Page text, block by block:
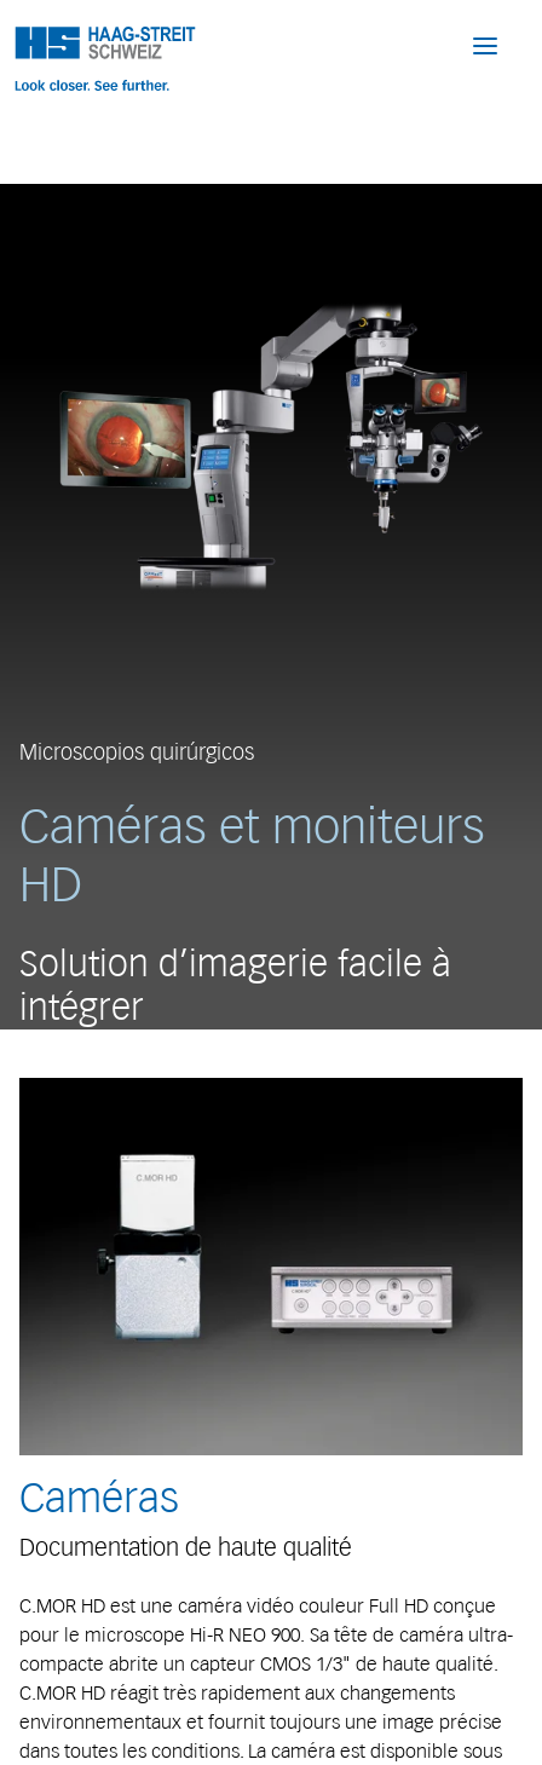
Microscopios quirúrgicos
Caméras et moniteurs
HD
Solution d’imagerie facile à
intégrer
Caméras
Documentation de haute qualité
C.MOR HD est une caméra vidéo couleur Full HD conçue
pour le microscope Hi-R NEO 900. Sa tête de caméra ultra-
compacte abrite un capteur CMOS 1/3" de haute qualité.
C.MOR HD réagit très rapidement aux changements
environnementaux et fournit toujours une image précise
dans toutes les conditions. La caméra est disponible sous